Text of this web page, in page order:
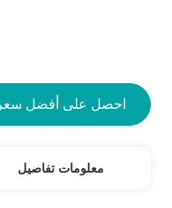
احصل على أفضل سعر
معلومات تفاصيل